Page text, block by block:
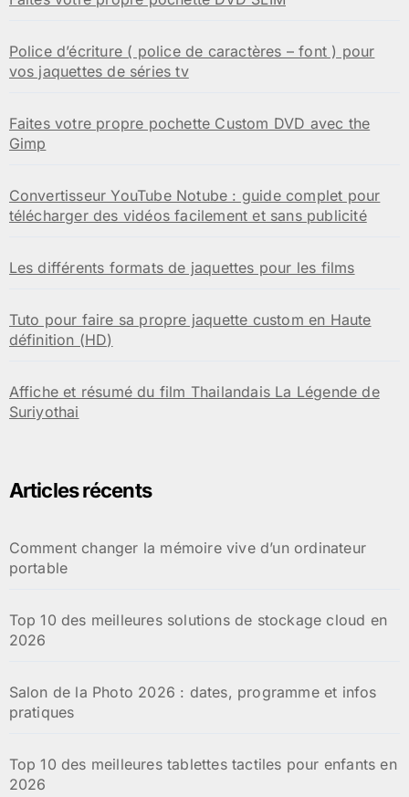
Police d’écriture ( police de caractères – font ) pour
vos jaquettes de séries tv
Faites votre propre pochette Custom DVD avec the
Gimp
Convertisseur YouTube Notube : guide complet pour
télécharger des vidéos facilement et sans publicité
Les différents formats de jaquettes pour les films
Tuto pour faire sa propre jaquette custom en Haute
définition (HD)
Affiche et résumé du film Thailandais La Légende de
Suriyothai
Articles récents
Comment changer la mémoire vive d’un ordinateur
portable
Top 10 des meilleures solutions de stockage cloud en
2026
Salon de la Photo 2026 : dates, programme et infos
pratiques
Top 10 des meilleures tablettes tactiles pour enfants en
2026